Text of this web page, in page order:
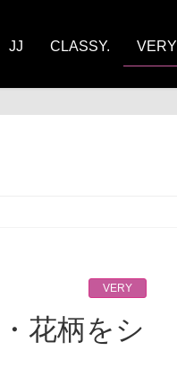
JJ CLASSY. VERY
VERY